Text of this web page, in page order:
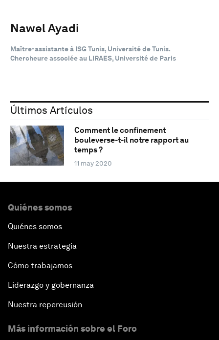
Nawel Ayadi
Maître-assistante à ISG Tunis, Université de Tunis.
Chercheure associée au LIRAES, Université de Paris
Últimos Artículos
Comment le confinement
bouleverse-t-il notre rapport au
temps ?
11 may 2020
Quiénes somos
Quiénes somos
Nuestra estrategia
Cómo trabajamos
Liderazgo y gobernanza
Nuestra repercusión
Más información sobre el Foro